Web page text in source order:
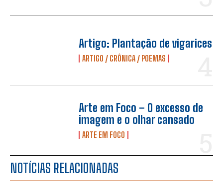
Artigo: Plantação de vigarices
ARTIGO / CRÔNICA / POEMAS
Arte em Foco – O excesso de
imagem e o olhar cansado
ARTE EM FOCO
NOTÍCIAS RELACIONADAS